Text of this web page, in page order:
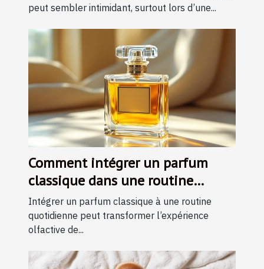
peut sembler intimidant, surtout lors d’une...
Comment intégrer un parfum
classique dans une routine
quotidienne ?
Intégrer un parfum classique à une routine
quotidienne peut transformer l’expérience
olfactive de...